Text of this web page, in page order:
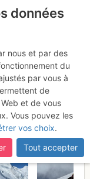
N
données
nous et par des
du
par vous à
de
et de vous
Vous pouvez les
vos choix.
Tout accepter